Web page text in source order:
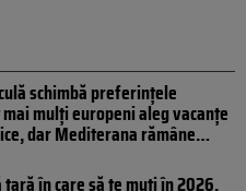
schimbă preferințele
mulți europeni aleg vacanțe
dar Mediterana rămâne…
țară în care să te muți în 2026.